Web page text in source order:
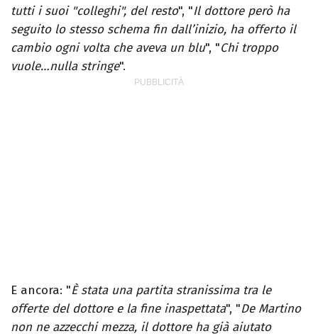
tutti i suoi "colleghi", del resto", "Il dottore però ha
seguito lo stesso schema fin dall’inizio, ha offerto il
cambio ogni volta che aveva un blu", "Chi troppo
vuole…nulla stringe".
E ancora: "È stata una partita stranissima tra le
offerte del dottore e la fine inaspettata", "De Martino
non ne azzecchi mezza, il dottore ha già aiutato